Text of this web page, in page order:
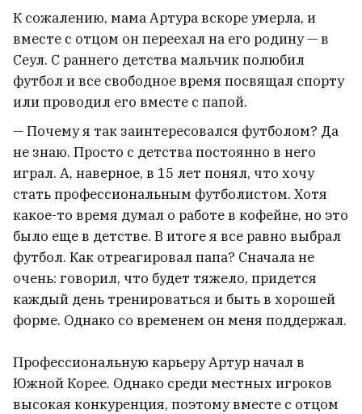
К сожалению, мама Артура вскоре умерла, и
вместе с отцом он переехал на его родину — в
Сеул. С раннего детства мальчик полюбил
футбол и все свободное время посвящал спорту
или проводил его вместе с папой.
— Почему я так заинтересовался футболом? Да
не знаю. Просто с детства постоянно в него
играл. А, наверное, в 15 лет понял, что хочу
стать профессиональным футболистом. Хотя
какое-то время думал о работе в кофейне, но это
было еще в детстве. В итоге я все равно выбрал
футбол. Как отреагировал папа? Сначала не
очень: говорил, что будет тяжело, придется
каждый день тренироваться и быть в хорошей
форме. Однако со временем он меня поддержал.
Профессиональную карьеру Артур начал в
Южной Корее. Однако среди местных игроков
высокая конкуренция, поэтому вместе с отцом
Захотят ли дети это носить? Разобрали
новые коллекции школьной формы
7
В Польше белоруска снимала
окружили трое мужчин